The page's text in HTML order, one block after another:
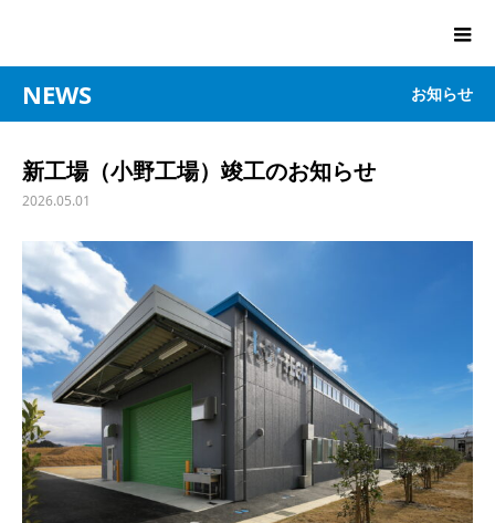
NEWS お知らせ
新工場（小野工場）竣工のお知らせ
2026.05.01